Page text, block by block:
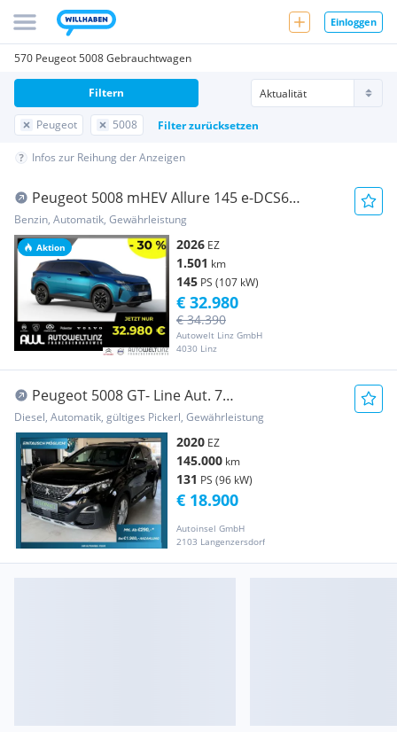
Einloggen
570 Peugeot 5008 Gebrauchtwagen
Peugeot 5008 Filter zurücksetzen
Filtern
Infos zur Reihung der Anzeigen
Aktion
Peugeot 5008 mHEV Allure 145 e-DCS6
MegaDeal
Benzin, Automatik, Gewährleistung
2026 EZ
1.501 km
145 PS (107 kW)
Autowelt Linz GmbH
4030 Linz
€ 34.390
€ 32.980
Peugeot 5008 GT- Line Aut. 7
Sitze+Panorama+AHK+360 Kam...
Diesel, Automatik, gültiges Pickerl, Gewährleistung
2020 EZ
145.000 km
131 PS (96 kW)
Autoinsel GmbH
2103 Langenzersdorf
€ 18.900